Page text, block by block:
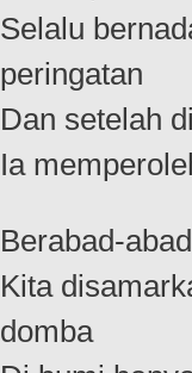
Selalu
peringatan
Dan setelah
Ia
Berabad-
Kita
domba